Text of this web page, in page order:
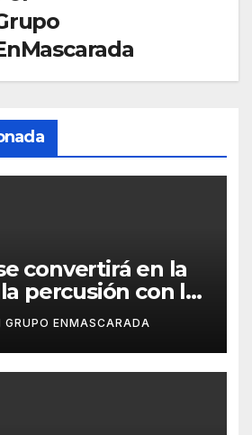
convertirá en la
percusión con la
del Batucada
GRUPO ENMASCARADA